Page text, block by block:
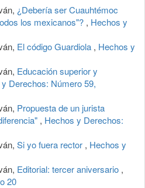
¿Debería ser Cuauhtémoc
los mexicanos"? , Hechos y
El código Guardiola , Hechos y
Educación superior y
Derechos: Número 59,
Propuesta de un jurista
, Hechos y Derechos:
Si yo fuera rector , Hechos y
Editorial: tercer aniversario ,
20